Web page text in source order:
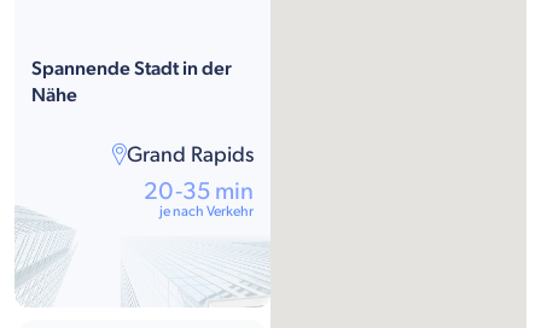
Spannende Stadt in der
Nähe
Grand Rapids
20-35 min
je nach Verkehr